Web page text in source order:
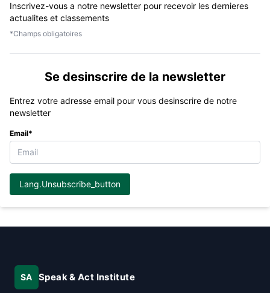
Inscrivez-vous a notre newsletter pour recevoir les dernieres
actualites et classements
*Champs obligatoires
Se desinscrire de la newsletter
Entrez votre adresse email pour vous desinscrire de notre
newsletter
Email*
Lang.unsubscribe_button
SA Speak & Act Institute